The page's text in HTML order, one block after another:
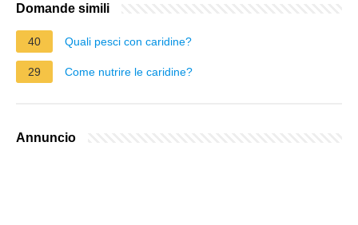
Domande simili
40 Quali pesci con caridine?
29 Come nutrire le caridine?
Annuncio